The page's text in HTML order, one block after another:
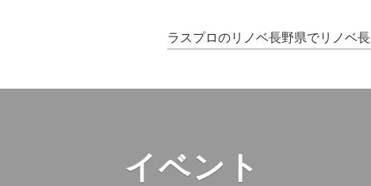
ラスプロのリノベ長野県でリノベ
イベント